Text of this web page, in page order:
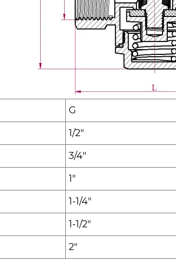
G
1/2"
3/4"
1"
1-1/4"
1-1/2"
2"